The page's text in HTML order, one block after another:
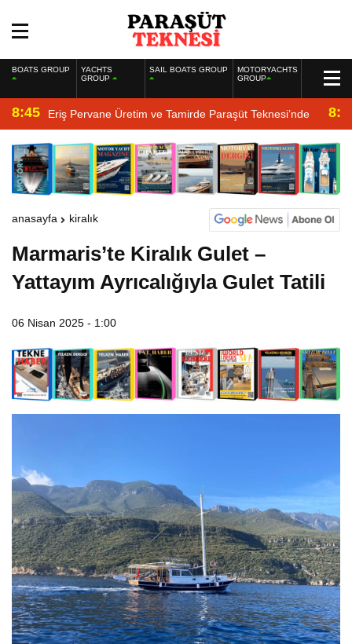
BOATS GROUP
YACHTS
GROUP
SAIL BOATS GROUP
MOTORYACHTS
GROUP
8:45 Eriş Pervane Üretim ve Tamirde Paraşüt Teknesi’nde
anasayfa kiralık
Marmaris’te Kiralık Gulet –
Yattayım Ayrıcalığıyla Gulet Tatili
06 Nisan 2025 - 1:00